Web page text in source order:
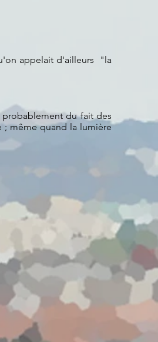
appelait d'ailleurs "la
du fait des
; même quand la lumière